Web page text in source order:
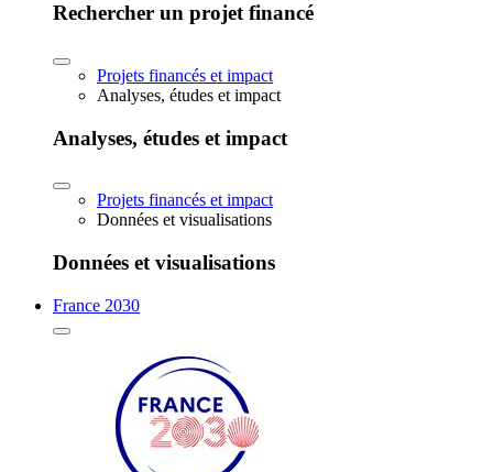
Rechercher un projet financé
Projets financés et impact
Analyses, études et impact
Analyses, études et impact
Projets financés et impact
Données et visualisations
Données et visualisations
France 2030